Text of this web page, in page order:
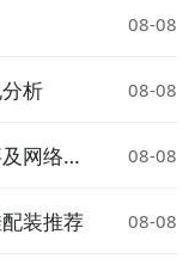
08-08
析 08-08
网络热
08-08
装推荐 08-08